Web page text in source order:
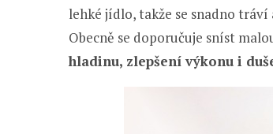
lehké jídlo, takže se snadno
Obecně se doporučuje sníst
hladinu, zlepšení výkonu i